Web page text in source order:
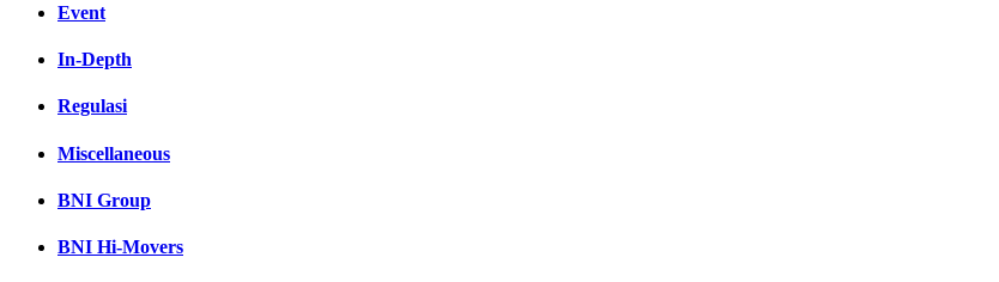
Event
In-Depth
Regulasi
Miscellaneous
BNI Group
BNI Hi-Movers